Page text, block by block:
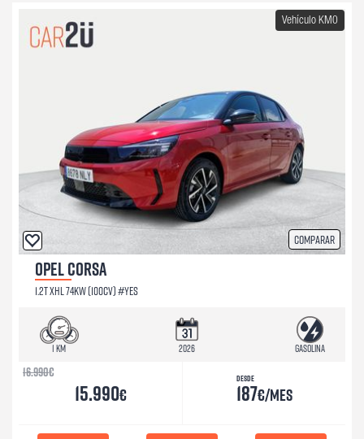
Comparar
Vehículo KM0
OPEL CORSA
1.2T XHL 74KW (100CV) #YES
1 km 2026 Gasolina
16.990€
15.990€
Desde
187€/mes